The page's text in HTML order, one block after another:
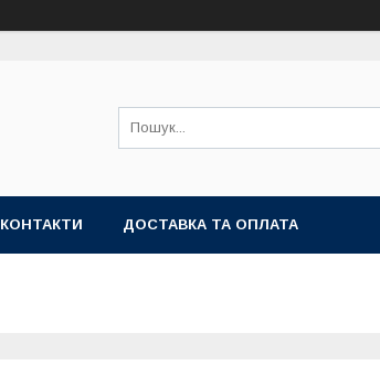
КОНТАКТИ ДОСТАВКА ТА ОПЛАТА